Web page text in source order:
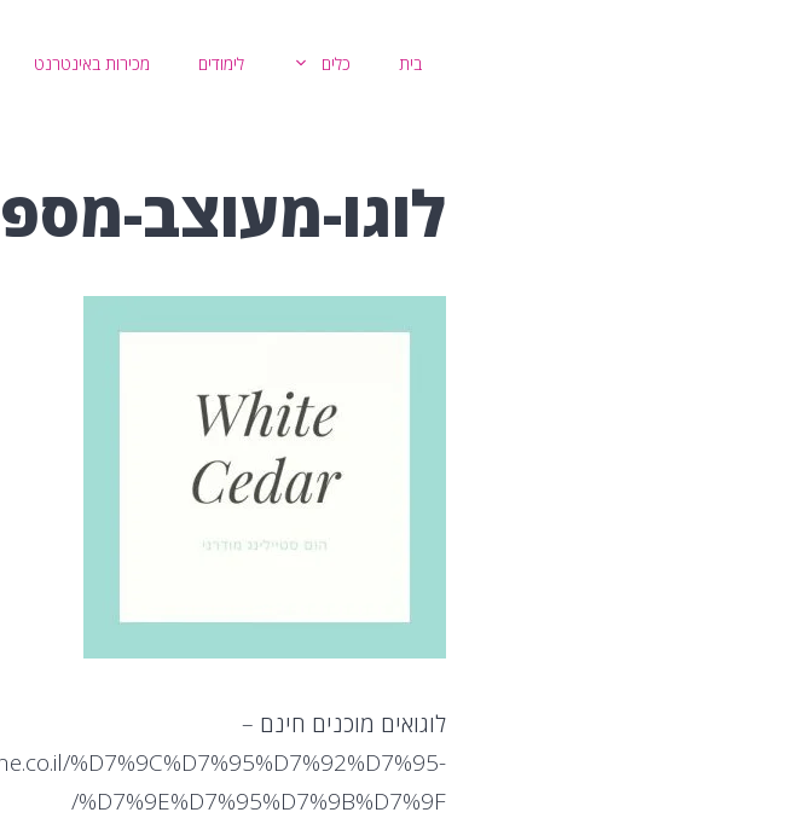
בית כלים לימודים מכירות באינטרנט
לוגו-מעוצב-
לוגואים מוכנים חינם –
%D7%9C%D7%95%D7%92%D7%95-
%D7%9E%D7%95%D7%9B%D7%9F/